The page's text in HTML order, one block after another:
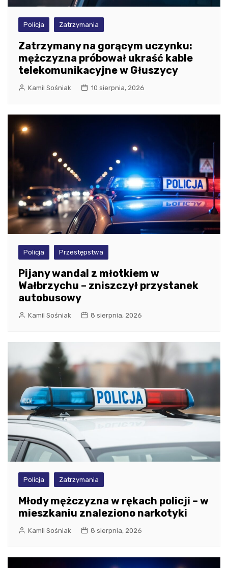
Policja Zatrzymania
Zatrzymany na gorącym uczynku:
mężczyzna próbował ukraść kable
telekomunikacyjne w Głuszycy
Kamil Sośniak 10 sierpnia, 2026
Policja Przestępstwa
Pijany wandal z młotkiem w
Wałbrzychu – zniszczył przystanek
autobusowy
Kamil Sośniak 8 sierpnia, 2026
Policja Zatrzymania
Młody mężczyzna w rękach policji – w
mieszkaniu znaleziono narkotyki
Kamil Sośniak 8 sierpnia, 2026